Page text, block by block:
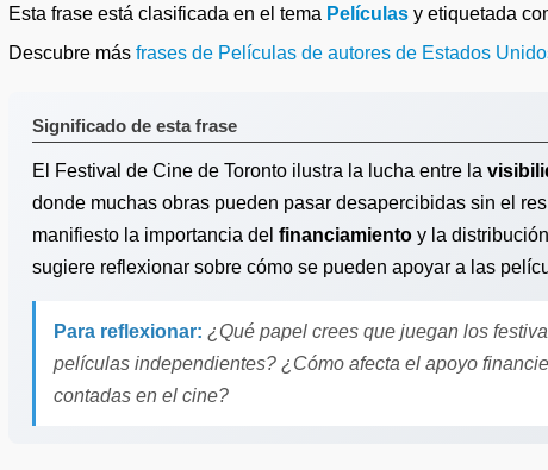
Esta frase está clasificada en el tema Películas y etiquetada
Descubre más frases de Películas de autores de Estados
Significado de esta frase
El Festival de Cine de Toronto ilustra la lucha entre la
donde muchas obras pueden pasar desapercibidas sin el
manifiesto la importancia del financiamiento y la
sugiere reflexionar sobre cómo se pueden apoyar a las
Para reflexionar: ¿Qué papel crees que juegan los
películas independientes? ¿Cómo afecta el apoyo
contadas en el cine?